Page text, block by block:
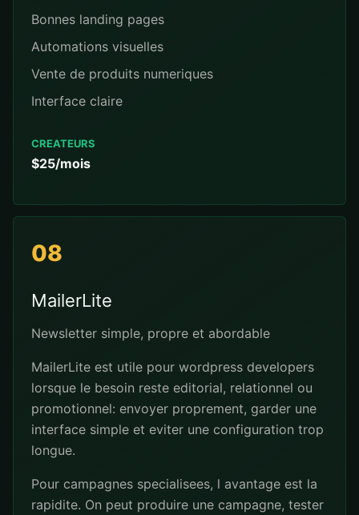
Bonnes landing pages
Automations visuelles
Vente de produits numeriques
Interface claire
CREATEURS
$25/mois
08
MailerLite
Newsletter simple, propre et abordable
MailerLite est utile pour wordpress developers
lorsque le besoin reste editorial, relationnel ou
promotionnel: envoyer proprement, garder une
interface simple et eviter une configuration trop
longue.
Pour campagnes specialisees, l avantage est la
rapidite. On peut produire une campagne, tester